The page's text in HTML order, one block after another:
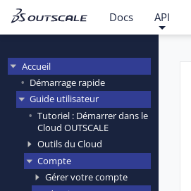
Docs API
Accueil
Démarrage rapide
Guide utilisateur
Tutoriel : Démarrer dans le
Cloud OUTSCALE
Outils du Cloud
Compte
Gérer votre compte